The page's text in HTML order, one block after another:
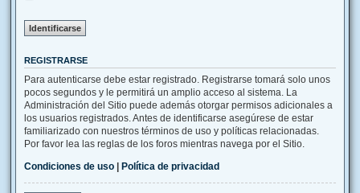
REGISTRARSE
Para autenticarse debe estar registrado. Registrarse tomará solo unos
pocos segundos y le permitirá un amplio acceso al sistema. La
Administración del Sitio puede además otorgar permisos adicionales a
los usuarios registrados. Antes de identificarse asegúrese de estar
familiarizado con nuestros términos de uso y políticas relacionadas.
Por favor lea las reglas de los foros mientras navega por el Sitio.
Condiciones de uso | Política de privacidad